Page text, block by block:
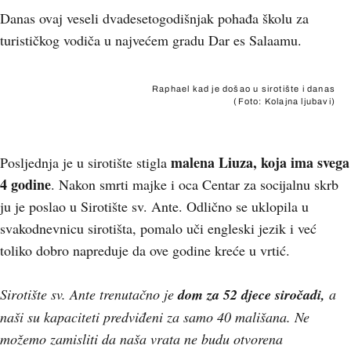
Danas ovaj veseli dvadesetogodišnjak pohađa školu za
turističkog vodiča u najvećem gradu Dar es Salaamu.
Raphael kad je došao u sirotište i danas
(Foto: Kolajna ljubavi)
Posljednja je u sirotište stigla malena Liuza, koja ima svega
4 godine. Nakon smrti majke i oca Centar za socijalnu skrb
ju je poslao u Sirotište sv. Ante. Odlično se uklopila u
svakodnevnicu sirotišta, pomalo uči engleski jezik i već
toliko dobro napreduje da ove godine kreće u vrtić.
Sirotište sv. Ante trenutačno jedom za 52 djece siročadi, a
naši su kapaciteti predviđeni za samo 40 mališana. Ne
možemo zamisliti da naša vrata ne budu otvorena